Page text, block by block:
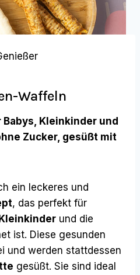
Waffeln
Kleinkinder und
Zucker, gesüßt mit
ein leckeres und
, das perfekt für
und die
ist. Diese gesunden
und werden stattdessen
gesüßt. Sie sind ideal